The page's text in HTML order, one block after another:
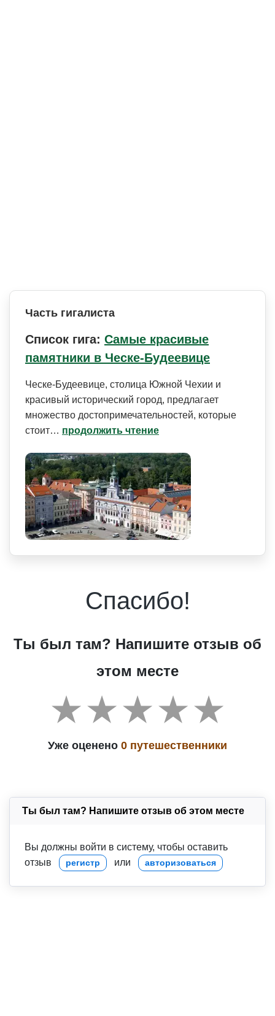
Часть гигалиста
Список гига: Самые красивые
памятники в Ческе-Будеевице
Ческе-Будеевице, столица Южной Чехии и
красивый исторический город, предлагает
множество достопримечат­ельностей, которые
стоит… продолжить чтение
Спасибо!
Ты был там? Напишите отзыв об
этом месте
Уже оценено 0 путешественники
Ты был там? Напишите отзыв об этом месте
Вы должны войти в систему, чтобы оставить
отзыв
регистр или авторизоваться